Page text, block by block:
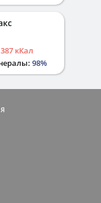
кКал
98%